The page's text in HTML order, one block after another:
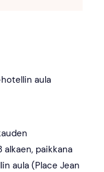
aula
alkaen, paikkana
aula (Place Jean